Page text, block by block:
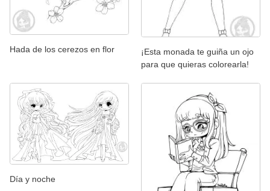
Hada de los cerezos en flor
¡Esta monada te guiña un ojo
para que quieras colorearla!
Día y noche